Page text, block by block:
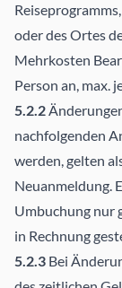
oder des Ortes
Mehrkosten
Person an, max.
5.2.2
nachfolgenden
werden, gelten
Neuanmeldung.
Umbuchung nur
in Rechnung
5.2.3 Bei